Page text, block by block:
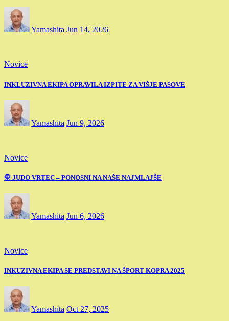
Yamashita Jun 14, 2026
Novice
INKLUZIVNA EKIPA OPRAVILA IZPITE ZA VIŠJE PASOVE
Yamashita Jun 9, 2026
Novice
🥋 JUDO VRTEC – PONOSNI NA NAŠE NAJMLAJŠE
Yamashita Jun 6, 2026
Novice
INKUZIVNA EKIPA SE PREDSTAVI NA ŠPORT KOPRA 2025
Yamashita Oct 27, 2025